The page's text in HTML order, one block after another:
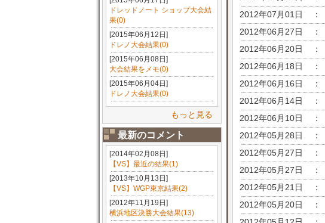
ドレッドノート ショップ大会結
果(0)
[2015年06月12日]
ドレノ大会結果(0)
[2015年06月08日]
大会結果をメモ(0)
[2015年06月04日]
ドレノ大会結果(0)
もっと見る
最新のコメント
[2014年02月08日]
【VS】最近の結果(1)
[2013年10月13日]
【VS】WGP東京結果(2)
[2012年11月19日]
横浜地区決勝大会結果(13)
2012年07月01日
：
2012年06月27日
：
2012年06月20日
：
2012年06月18日
：
2012年06月16日
：
2012年06月14日
：
2012年06月10日
：
2012年05月28日
：
2012年05月27日
：
2012年05月27日
：
2012年05月21日
：
2012年05月20日
：